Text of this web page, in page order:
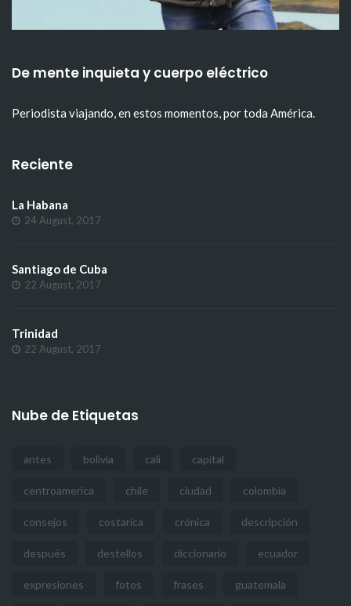
De mente inquieta y cuerpo eléctrico
Periodista viajando, en estos momentos, por toda América.
Reciente
La Habana
24 August, 2017
Santiago de Cuba
22 August, 2017
Trinidad
22 August, 2017
Nube de Etiquetas
antes bolivia cali capital
centroamerica chile ciudad colombia
consejos costarica crónica descripción
después destellos diccionario ecuador
expresiones fotos frases guatemala